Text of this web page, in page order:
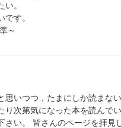
。
す。
～
いつつ，たまにしか読まない
り次第気になった本を読んで
い。
皆さんのページを拝見